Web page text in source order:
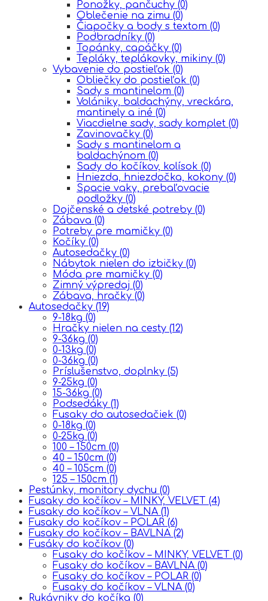
Ponožky, pančuchy (0)
Oblečenie na zimu (0)
Čiapočky a body s textom (0)
Podbradníky (0)
Topánky, capáčky (0)
Tepláky, teplákovky, mikiny (0)
Vybavenie do postieľok (0)
Obliečky do postieľok (0)
Sady s mantinelom (0)
Volániky, baldachýny, vreckára,
mantinely a iné (0)
Viacdielne sady, sady komplet (0)
Zavinovačky (0)
Sady s mantinelom a
baldachýnom (0)
Sady do kočíkov, kolísok (0)
Hniezda, hniezdočka, kokony (0)
Spacie vaky, prebaľovacie
podložky (0)
Dojčenské a detské potreby (0)
Zábava (0)
Potreby pre mamičky (0)
Kočíky (0)
Autosedačky (0)
Nábytok nielen do izbičky (0)
Móda pre mamičky (0)
Zimný výpredaj (0)
Zábava, hračky (0)
Autosedačky (19)
9-18kg (0)
Hračky nielen na cesty (12)
9-36kg (0)
0-13kg (0)
0-36kg (0)
Príslušenstvo, doplnky (5)
9-25kg (0)
15-36kg (0)
Podsedáky (1)
Fusaky do autosedačiek (0)
0-18kg (0)
0-25kg (0)
100 – 150cm (0)
40 – 150cm (0)
40 – 105cm (0)
125 – 150cm (1)
Pestúnky, monitory dychu (0)
Fusaky do kočíkov – MINKY, VELVET (4)
Fusaky do kočíkov – VLNA (1)
Fusaky do kočíkov – POLAR (6)
Fusaky do kočíkov – BAVLNA (2)
Fusáky do kočíkov (0)
Fusaky do kočíkov – MINKY, VELVET (0)
Fusaky do kočíkov – BAVLNA (0)
Fusaky do kočíkov – POLAR (0)
Fusaky do kočíkov – VLNA (0)
Rukávniky do kočíka (0)